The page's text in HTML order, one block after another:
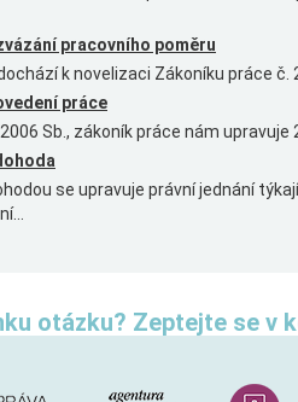
pracovního poměru
k novelizaci Zákoníku práce č.
práce
Sb., zákoník práce nám upravuje
se upravuje právní jednání
otázku? Zeptejte se v